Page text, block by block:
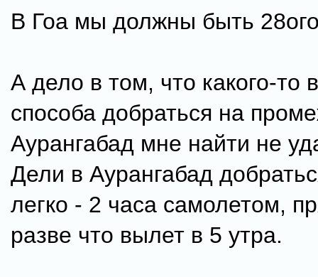
В Гоа мы должны быть
А дело в том, что какого-то
способа добраться на
Аурангабад мне найти не
Дели в Аурангабад
легко - 2 часа самолетом,
разве что вылет в 5 утра.